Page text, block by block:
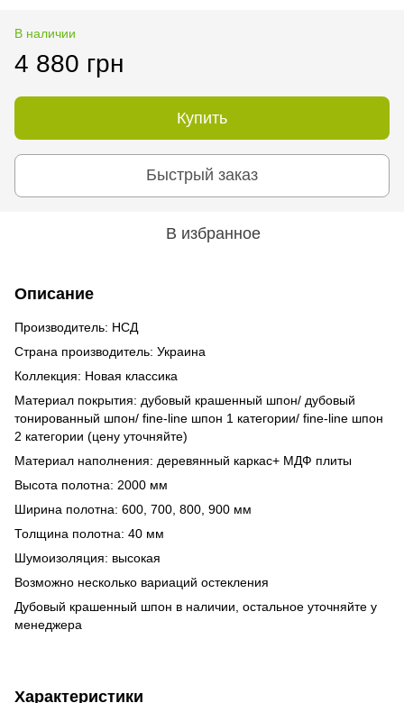
В наличии
4 880 грн
Купить
Быстрый заказ
В избранное
Описание
Производитель: НСД
Страна производитель: Украина
Коллекция: Новая классика
Материал покрытия: дубовый крашенный шпон/ дубовый
тонированный шпон/ fine-line шпон 1 категории/ fine-line шпон
2 категории (цену уточняйте)
Материал наполнения: деревянный каркас+ МДФ плиты
Высота полотна: 2000 мм
Ширина полотна: 600, 700, 800, 900 мм
Толщина полотна: 40 мм
Шумоизоляция: высокая
Возможно несколько вариаций остекления
Дубовый крашенный шпон в наличии, остальное уточняйте у
менеджера
Характеристики